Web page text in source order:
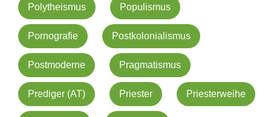
Polytheismus Populismus
Pornografie Postkolonialismus
Postmoderne Pragmatismus
Prediger (AT) Priester Priesterweihe